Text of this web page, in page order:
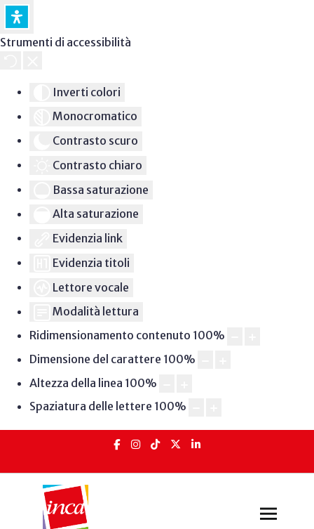
Strumenti di accessibilità
Inverti colori
Monocromatico
Contrasto scuro
Contrasto chiaro
Bassa saturazione
Alta saturazione
Evidenzia link
Evidenzia titoli
Lettore vocale
Modalità lettura
Ridimensionamento contenuto 100%
Dimensione del carattere 100%
Altezza della linea 100%
Spaziatura delle lettere 100%